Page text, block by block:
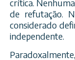
crítica.
de refutação.
considerado
independente.